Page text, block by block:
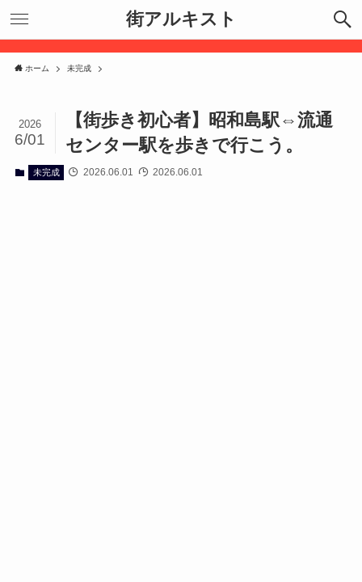
街アルキスト
ホーム 未完成
【街歩き初心者】昭和島駅⇔流通
センター駅を歩きで行こう。
2026
6/01
未完成 2026.06.01 2026.06.01